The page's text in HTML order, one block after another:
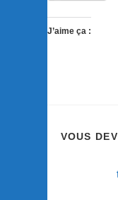
J’aime ça :
VOUS